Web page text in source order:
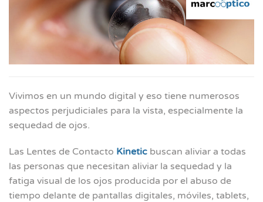
Vivimos en un mundo digital y eso tiene numerosos
aspectos perjudiciales para la vista, especialmente la
sequedad de ojos.
Las Lentes de Contacto Kinetic buscan aliviar a todas
las personas que necesitan aliviar la sequedad y la
fatiga visual de los ojos producida por el abuso de
tiempo delante de pantallas digitales, móviles, tablets,